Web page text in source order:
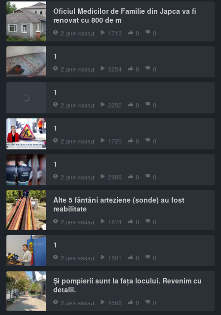
Oficiul Medicilor de Familie din Japca va fi
renovat cu 800 de m
2 дня назад 1713 0 0
1
2 дня назад 3254 0 0
1
2 дня назад 3252 0 0
1
2 дня назад 1720 0 0
1
2 дня назад 2989 0 0
Alte 5 fântâni arteziene (sonde) au fost
reabilitate
2 дня назад 1674 0 0
1
2 дня назад 1501 0 0
Și pompierii sunt la fața locului. Revenim cu
detalii.
2 дня назад 4588 0 0